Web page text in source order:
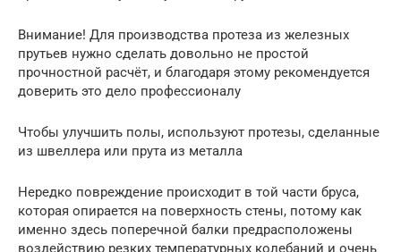
Внимание! Для производства протеза из железных
прутьев нужно сделать довольно не простой
прочностной расчёт, и благодаря этому рекомендуется
доверить это дело профессионалу
Чтобы улучшить полы, используют протезы, сделанные
из швеллера или прута из металла
Нередко повреждение происходит в той части бруса,
которая опирается на поверхность стены, потому как
именно здесь поперечной балки предрасположены
воздействию резких температурных колебаний и очень